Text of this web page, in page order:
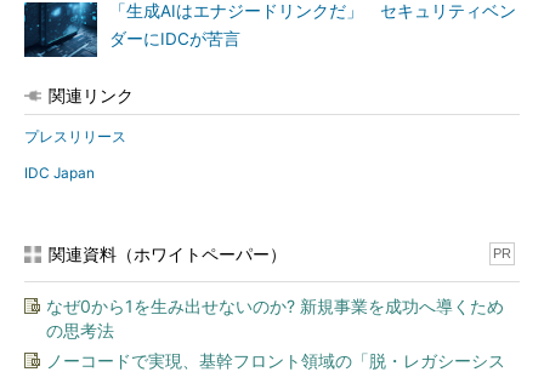
「生成AIはエナジードリンクだ」 セキュリティベン
ダーにIDCが苦言
関連リンク
プレスリリース
IDC Japan
関連資料（ホワイトペーパー） PR
なぜ0から1を生み出せないのか? 新規事業を成功へ導くため
の思考法
ノーコードで実現、基幹フロント領域の「脱・レガシーシス